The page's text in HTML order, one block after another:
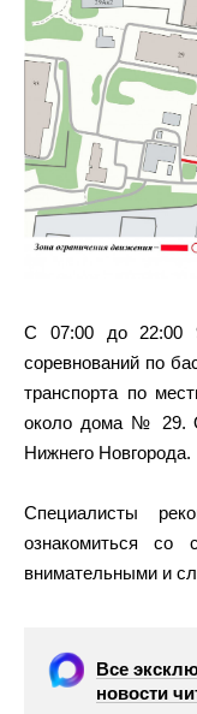
С 07:00 до 22:00
соревнований по
транспорта по
около дома № 29.
Нижнего Новгорода.
Специалисты
ознакомиться со
внимательными и
Все
новости